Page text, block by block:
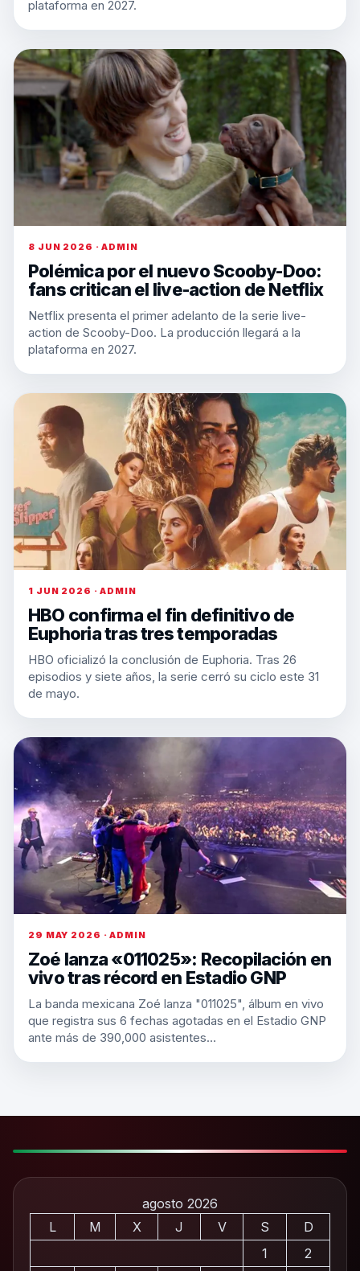
plataforma en 2027.
8 JUN 2026 · ADMIN
Polémica por el nuevo Scooby-Doo:
fans critican el live-action de Netflix
Netflix presenta el primer adelanto de la serie live-
action de Scooby-Doo. La producción llegará a la
plataforma en 2027.
1 JUN 2026 · ADMIN
HBO confirma el fin definitivo de
Euphoria tras tres temporadas
HBO oficializó la conclusión de Euphoria. Tras 26
episodios y siete años, la serie cerró su ciclo este 31
de mayo.
29 MAY 2026 · ADMIN
Zoé lanza «011025»: Recopilación en
vivo tras récord en Estadio GNP
La banda mexicana Zoé lanza "011025", álbum en vivo
que registra sus 6 fechas agotadas en el Estadio GNP
ante más de 390,000 asistentes…
agosto 2026
L
M X J V S
D
1
2